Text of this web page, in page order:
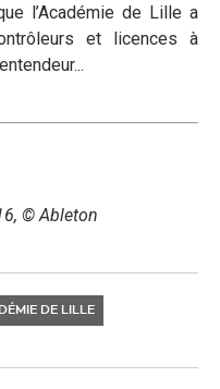
l’Académie de Lille a
et licences à
© Ableton
DE LILLE